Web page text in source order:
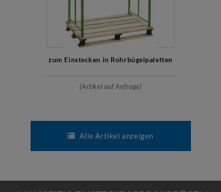
zum Einstecken in Rohrbügelpaletten
(Artikel auf Anfrage)
Alle Artikel anzeigen